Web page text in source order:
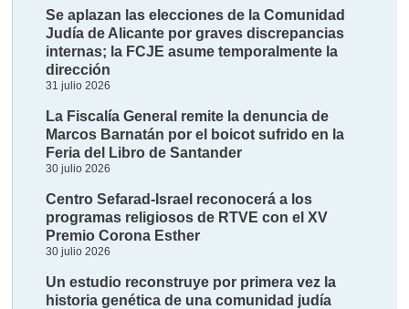
Se aplazan las elecciones de la Comunidad
Judía de Alicante por graves discrepancias
internas; la FCJE asume temporalmente la
dirección
31 julio 2026
La Fiscalía General remite la denuncia de
Marcos Barnatán por el boicot sufrido en la
Feria del Libro de Santander
30 julio 2026
Centro Sefarad-Israel reconocerá a los
programas religiosos de RTVE con el XV
Premio Corona Esther
30 julio 2026
Un estudio reconstruye por primera vez la
historia genética de una comunidad judía